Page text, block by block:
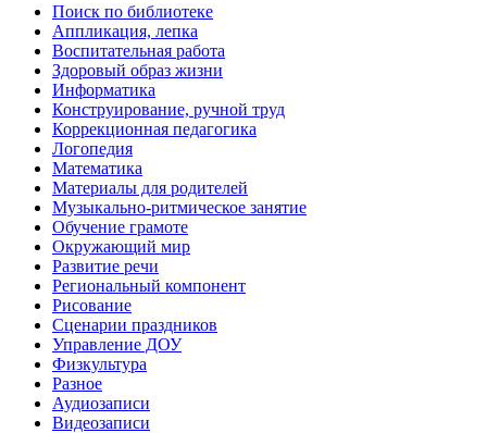
Поиск по библиотеке
Аппликация, лепка
Воспитательная работа
Здоровый образ жизни
Информатика
Конструирование, ручной труд
Коррекционная педагогика
Логопедия
Математика
Материалы для родителей
Музыкально-ритмическое занятие
Обучение грамоте
Окружающий мир
Развитие речи
Региональный компонент
Рисование
Сценарии праздников
Управление ДОУ
Физкультура
Разное
Аудиозаписи
Видеозаписи